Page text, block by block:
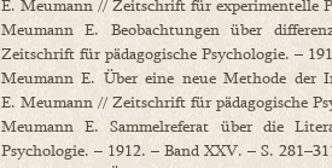
E. Meumann // Zeitschrift für experimentelle
Meumann E. Beobachtungen über
Zeitschrift für pädagogische Psychologie. –
Meumann E. Über eine neue Methode der
E. Meumann // Zeitschrift für pädagogische
Meumann E. Sammelreferat über die
Psychologie. – 1912. – Band XXV. – S.